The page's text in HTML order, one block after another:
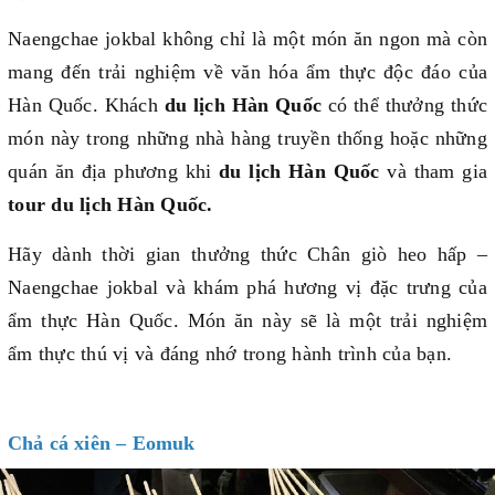
Naengchae jokbal không chỉ là một món ăn ngon mà còn
mang đến trải nghiệm về văn hóa ẩm thực độc đáo của
Hàn Quốc. Khách du lịch Hàn Quốc có thể thưởng thức
món này trong những nhà hàng truyền thống hoặc những
quán ăn địa phương khidu lịch Hàn Quốc và tham gia
tour du lịch Hàn Quốc.
Hãy dành thời gian thưởng thức Chân giò heo hấp –
Naengchae jokbal và khám phá hương vị đặc trưng của
ẩm thực Hàn Quốc. Món ăn này sẽ là một trải nghiệm
ẩm thực thú vị và đáng nhớ trong hành trình của bạn.
Chả cá xiên – Eomuk